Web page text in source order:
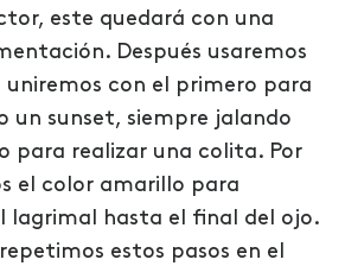
este quedará con una
Después usaremos
uniremos con el primero para
un sunset, siempre jalando
para realizar una colita. Por
el color amarillo para
lagrimal hasta el final del ojo.
estos pasos en el